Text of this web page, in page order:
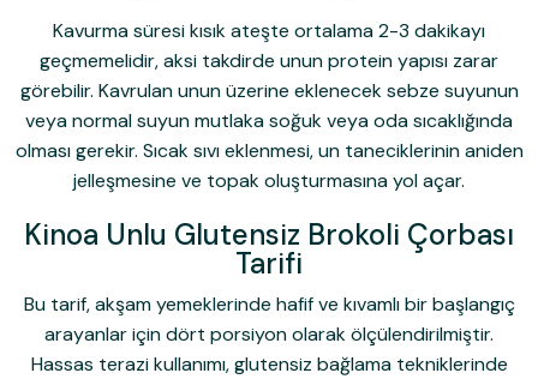
Kavurma süresi kısık ateşte ortalama 2-3 dakikayı
geçmemelidir, aksi takdirde unun protein yapısı zarar
görebilir. Kavrulan unun üzerine eklenecek sebze suyunun
veya normal suyun mutlaka soğuk veya oda sıcaklığında
olması gerekir. Sıcak sıvı eklenmesi, un taneciklerinin aniden
jelleşmesine ve topak oluşturmasına yol açar.
Kinoa Unlu Glutensiz Brokoli Çorbası
Tarifi
Bu tarif, akşam yemeklerinde hafif ve kıvamlı bir başlangıç
arayanlar için dört porsiyon olarak ölçülendirilmiştir.
Hassas terazi kullanımı, glutensiz bağlama tekniklerinde